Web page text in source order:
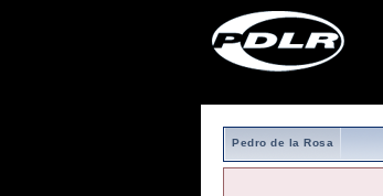
Pedro de la Rosa